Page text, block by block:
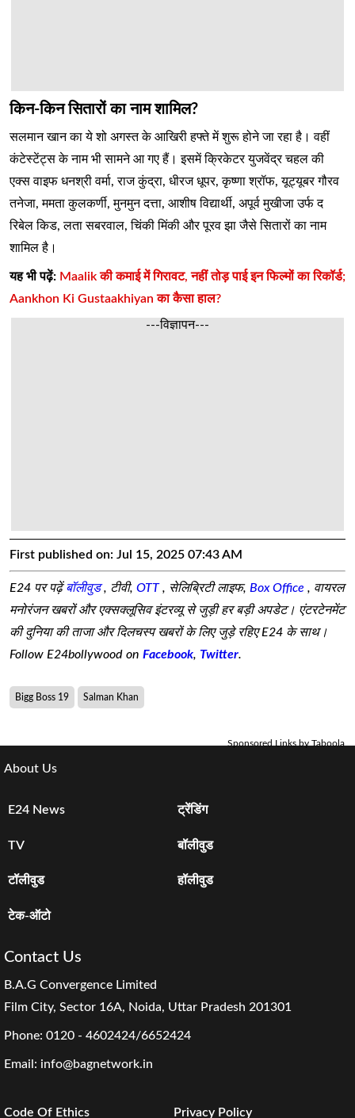
किन-किन सितारों का नाम शामिल?
सलमान खान का ये शो अगस्त के आखिरी हफ्ते में शुरू होने जा रहा है। वहीं
कंटेस्टेंट्स के नाम भी सामने आ गए हैं। इसमें क्रिकेटर युजवेंद्र चहल की
एक्स वाइफ धनश्री वर्मा, राज कुंद्रा, धीरज धूपर, कृष्णा श्रॉफ, यूट्यूबर गौरव
तनेजा, ममता कुलकर्णी, मुनमुन दत्ता, आशीष विद्यार्थी, अपूर्व मुखीजा उर्फ द
रिबेल किड, लता सबरवाल, चिंकी मिंकी और पूरव झा जैसे सितारों का नाम
शामिल है।
यह भी पढ़ें: Maalik की कमाई में गिरावट, नहीं तोड़ पाई इन फिल्मों का रिकॉर्ड;
Aankhon Ki Gustaakhiyan का कैसा हाल?
---विज्ञापन---
First published on: Jul 15, 2025 07:43 AM
E24 पर पढ़ेंबॉलीवुड, टीवी, OTT, सेलिब्रिटी लाइफ, Box Office , वायरल
मनोरंजन खबरों और एक्सक्लूसिव इंटरव्यू से जुड़ी हर बड़ी अपडेट। एंटरटेनमेंट
की दुनिया की ताजा और दिलचस्प खबरों के लिए जुड़े रहिए E24 के साथ।
Follow E24bollywood on Facebook, Twitter.
Bigg Boss 19 Salman Khan
Sponsored Links by Taboola
About Us
E24 News ट्रेंडिंग
TV बॉलीवुड
टॉलीवुड हॉलीवुड
टेक-ऑटो
Contact Us
B.A.G Convergence Limited
Film City, Sector 16A, Noida, Uttar Pradesh 201301
Phone: 0120 - 4602424/6652424
Email: info@bagnetwork.in
Code Of Ethics Privacy Policy